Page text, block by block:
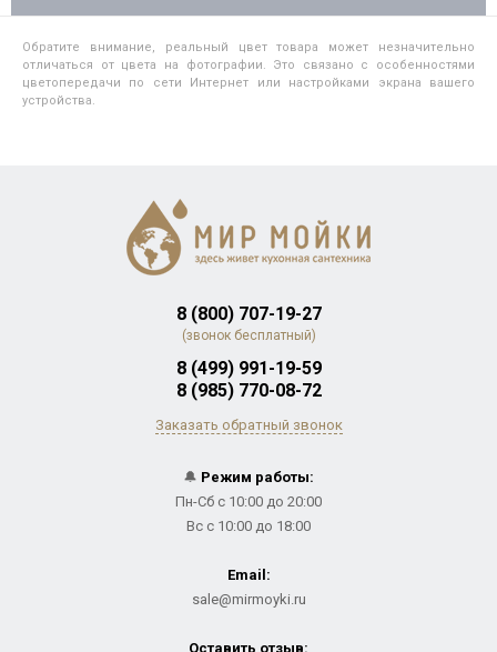
Обратите внимание, реальный цвет товара может незначительно
отличаться от цвета на фотографии. Это связано с особенностями
цветопередачи по сети Интернет или настройками экрана вашего
устройства.
8 (800) 707-19-27
(звонок бесплатный)
8 (499) 991-19-59
8 (985) 770-08-72
Заказать обратный звонок
🔔 Режим работы:
Пн-Сб с 10:00 до 20:00
Вс с 10:00 до 18:00
Email:
sale@mirmoyki.ru
Оставить отзыв: